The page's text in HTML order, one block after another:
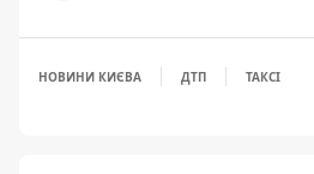
НОВИНИ КИЄВА ДТП ТАКСІ